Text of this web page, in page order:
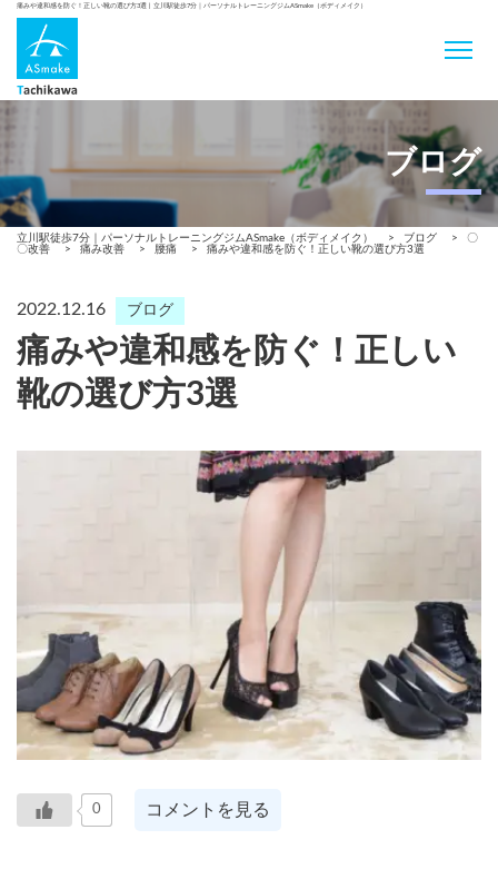
痛みや違和感を防ぐ！正しい靴の選び方3選 | 立川駅徒歩7分｜パーソナルトレーニングジムASmake（ボディメイク）
ブログ
立川駅徒歩7分｜パーソナルトレーニングジムASmake（ボディメイク） > ブログ >
〇
〇改善
> 痛み改善 > 腰痛 > 痛みや違和感を防ぐ！正しい靴の選び方3選
2022.12.16 ブログ
痛みや違和感を防ぐ！正しい
靴の選び方3選
0 コメントを見る